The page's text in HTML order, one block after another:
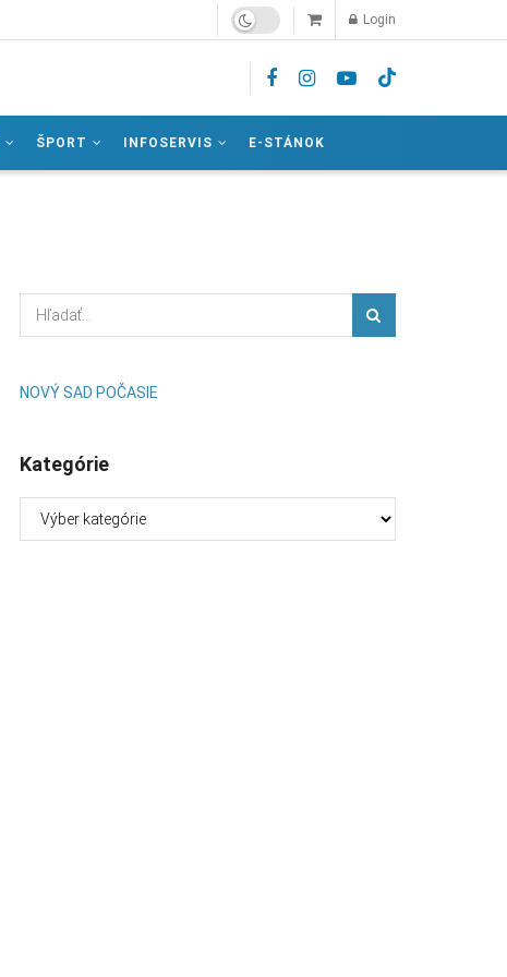
Login
ŠPORT INFOSERVIS E-STÁNOK
NOVÝ SAD POČASIE
Kategórie